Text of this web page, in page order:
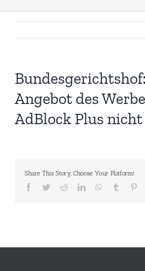
Bundesgerichtshof:
Angebot des
AdBlock Plus
Share This Story, Choose Your Platform!
Facebook
TwitterRedditLinkedInWhatsApp
Tumblr